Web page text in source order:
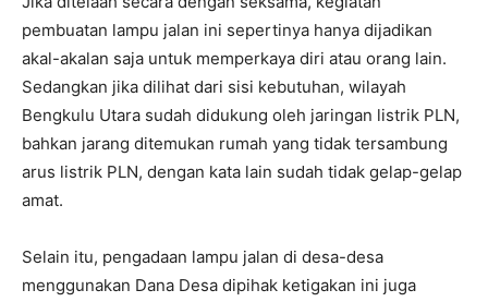
pembuatan lampu jalan ini sepertinya hanya dijadikan
akal-akalan saja untuk memperkaya diri atau orang lain.
Sedangkan jika dilihat dari sisi kebutuhan, wilayah
Bengkulu Utara sudah didukung oleh jaringan listrik PLN,
bahkan jarang ditemukan rumah yang tidak tersambung
arus listrik PLN, dengan kata lain sudah tidak gelap-gelap
amat.
Selain itu, pengadaan lampu jalan di desa-desa
menggunakan Dana Desa dipihak ketigakan ini juga